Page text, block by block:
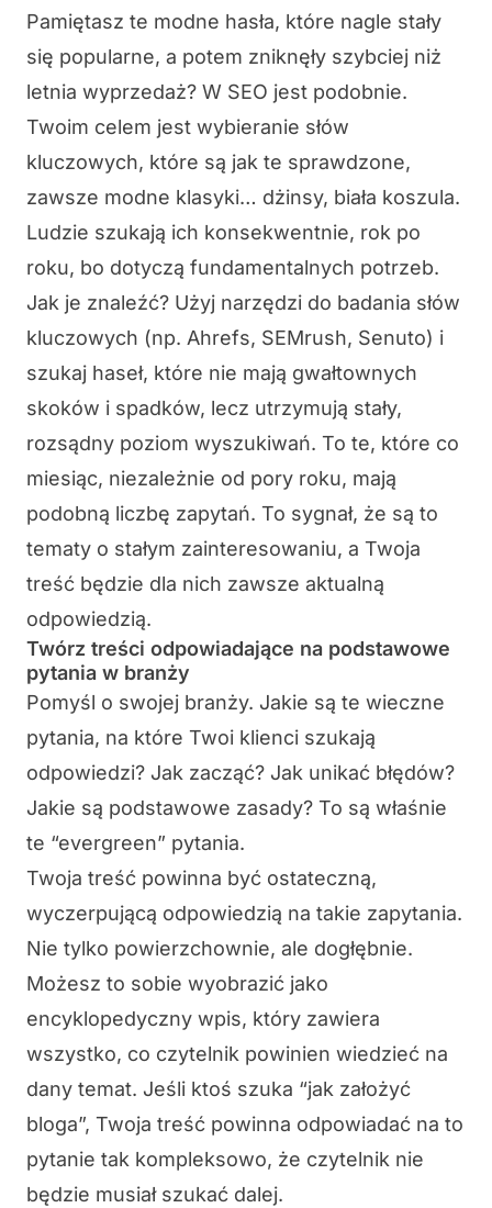
Pamiętasz te modne hasła, które nagle stały
się popularne, a potem zniknęły szybciej niż
letnia wyprzedaż? W SEO jest podobnie.
Twoim celem jest wybieranie słów
kluczowych, które są jak te sprawdzone,
zawsze modne klasyki… dżinsy, biała koszula.
Ludzie szukają ich konsekwentnie, rok po
roku, bo dotyczą fundamentalnych potrzeb.
Jak je znaleźć? Użyj narzędzi do badania słów
kluczowych (np. Ahrefs, SEMrush, Senuto) i
szukaj haseł, które nie mają gwałtownych
skoków i spadków, lecz utrzymują stały,
rozsądny poziom wyszukiwań. To te, które co
miesiąc, niezależnie od pory roku, mają
podobną liczbę zapytań. To sygnał, że są to
tematy o stałym zainteresowaniu, a Twoja
treść będzie dla nich zawsze aktualną
odpowiedzią.
Twórz treści odpowiadające na podstawowe
pytania w branży
Pomyśl o swojej branży. Jakie są te wieczne
pytania, na które Twoi klienci szukają
odpowiedzi? Jak zacząć? Jak unikać błędów?
Jakie są podstawowe zasady? To są właśnie
te “evergreen” pytania.
Twoja treść powinna być ostateczną,
wyczerpującą odpowiedzią na takie zapytania.
Nie tylko powierzchownie, ale dogłębnie.
Możesz to sobie wyobrazić jako
encyklopedyczny wpis, który zawiera
wszystko, co czytelnik powinien wiedzieć na
dany temat. Jeśli ktoś szuka “jak założyć
bloga”, Twoja treść powinna odpowiadać na to
pytanie tak kompleksowo, że czytelnik nie
będzie musiał szukać dalej.